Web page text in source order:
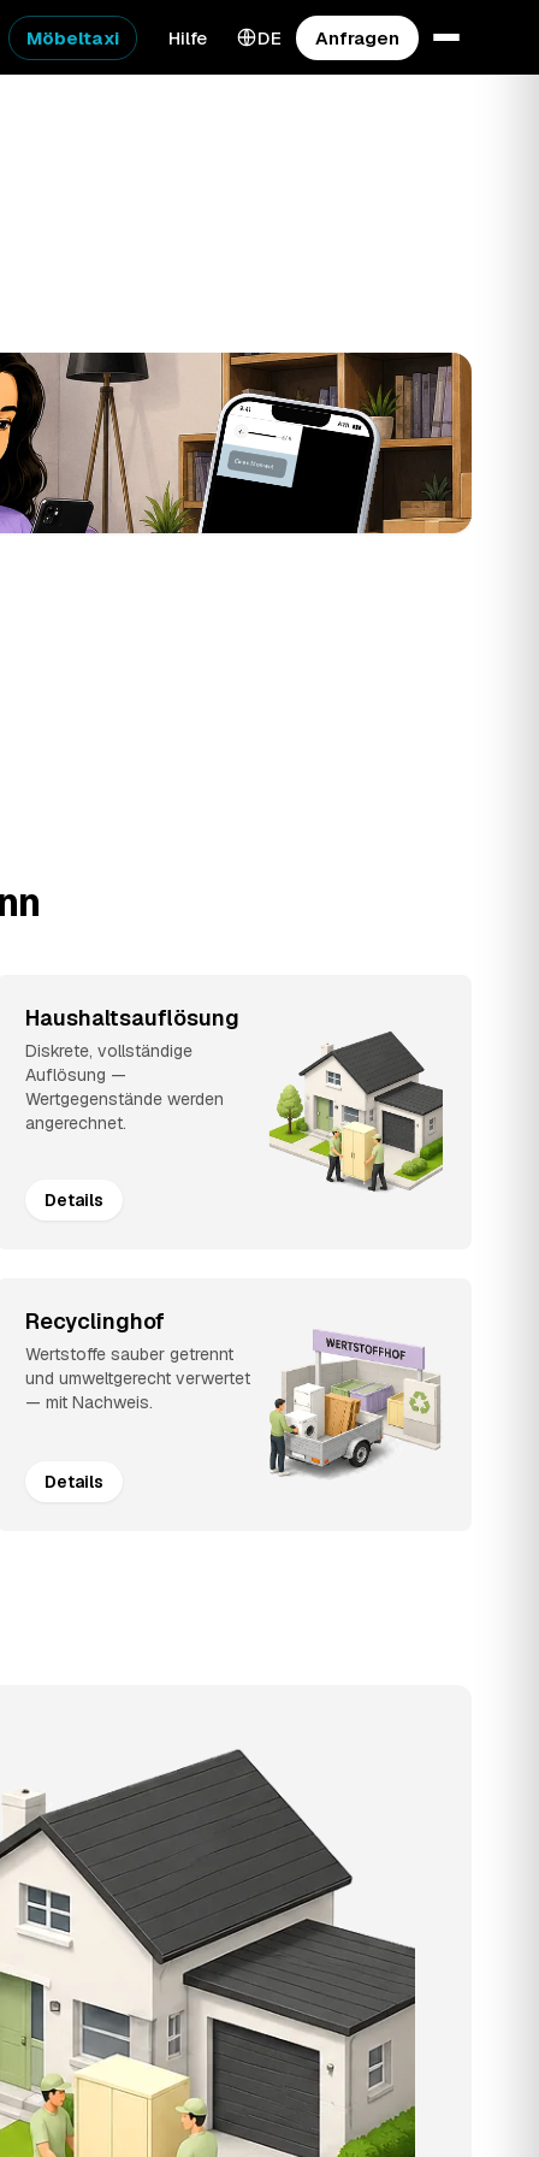
Möbeltaxi Hilfe DE Anfragen
Haushaltsauflösung
Diskrete, vollständige
Auflösung —
Wertgegenstände werden
angerechnet.
Details
Recyclinghof
Wertstoffe sauber getrennt
und umweltgerecht verwertet
— mit Nachweis.
Details